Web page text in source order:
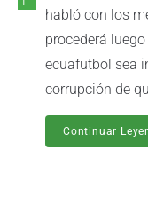
habló con los
procederá
ecuafutbol sea
corrupción de
Continuar